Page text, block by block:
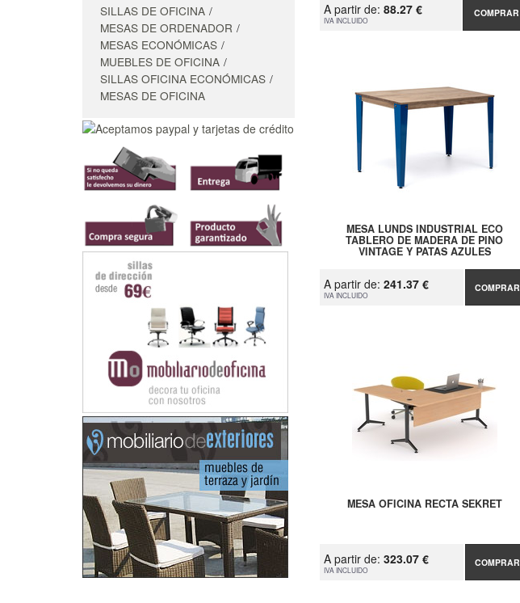
SILLAS DE OFICINA
MESAS DE ORDENADOR
MESAS ECONÓMICAS
MUEBLES DE OFICINA
SILLAS OFICINA ECONÓMICAS
MESAS DE OFICINA
A partir de: 88.27 €
IVA INCLUIDO
COMPRAR
MESA LUNDS INDUSTRIAL ECO
TABLERO DE MADERA DE PINO
VINTAGE Y PATAS AZULES
A partir de: 241.37 €
IVA INCLUIDO
COMPRAR
MESA OFICINA RECTA SEKRET
A partir de: 323.07 €
IVA INCLUIDO
COMPRAR